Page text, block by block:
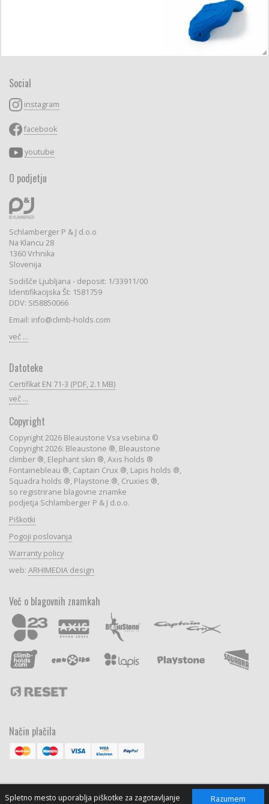
Razumem
Spletno mesto uporablja piškotke za zagotavljanje
Social
instagram
facebook
youtube
O podjetju
Schlamberger P & J d.o.o
Na Klancu 28
1360 Vrhnika
Slovenija
Sodišče Ljubljana - deposit: 1/33911/00
Identifikacijska Št: 1581759
DDV: SI58850066
Email: info@climb-holds.com
več ...
Datoteke
Certifikat EN 71-3 (PDF, 2.1 MB)
več ...
Copyright
Copyright 2026 Bleaustone Vsa vsebina ©
Copyright 2026: Bleaustone ®, Bleaustone
climber ®, Elephant skin ®, Axis holds ®
Fontainebleau ®, Captain Crux ®, Lapis holds ®,
Squadra holds ®, Playstone ®, Cruxies ®,
so registrirane blagovne znamke
podjetja Schlamberger P & J d.o.o.
Piškotki
Pogoji poslovanja
Warranty policy
web: ARHIMEDIA design
Več o blagovnih znamkah
Način plačila